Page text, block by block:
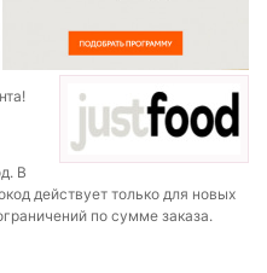
В
действует только для новых
по сумме заказа.